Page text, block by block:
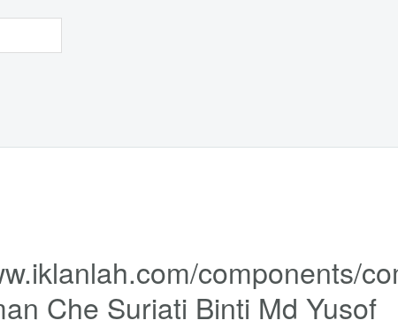
Che Suriati Binti Md Yusof